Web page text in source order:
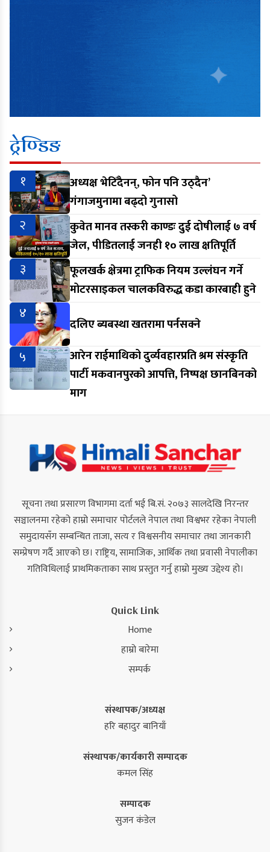
ट्रेण्डिङ
१
अध्यक्ष भेटिँदैनन्, फोन पनि उठ्दैन’
गंगाजमुनामा बढ्दो गुनासो
२
कुवेत मानव तस्करी काण्डः दुई दोषीलाई ७ वर्ष
जेल, पीडितलाई जनही १० लाख क्षतिपूर्ति
३
फूलखर्क क्षेत्रमा ट्राफिक नियम उल्लंघन गर्ने
मोटरसाइकल चालकविरुद्ध कडा कारबाही हुने
४
दलिए ब्यबस्था खतरामा पर्नसक्ने
५
आरेन राईमाथिको दुर्व्यवहारप्रति श्रम संस्कृति
पार्टी मकवानपुरको आपत्ति, निष्पक्ष छानबिनको
माग
सूचना तथा प्रसारण विभागमा दर्ता भई बि.सं. २०७३ सालदेखि निरन्तर
सञ्चालनमा रहेको हाम्रो समाचार पोर्टलले नेपाल तथा विश्वभर रहेका नेपाली
समुदायसँग सम्बन्धित ताजा, सत्य र विश्वसनीय समाचार तथा जानकारी
सम्प्रेषण गर्दै आएको छ। राष्ट्रिय, सामाजिक, आर्थिक तथा प्रवासी नेपालीका
गतिविधिलाई प्राथमिकताका साथ प्रस्तुत गर्नु हाम्रो मुख्य उद्देश्य हो।
Quick Link
Home
हाम्रो बारेमा
सम्पर्क
संस्थापक/अध्यक्ष
हरि बहादुर बानियाँ
संस्थापक/कार्यकारी सम्पादक
कमल सिंह
सम्पादक
सुजन कंडेल